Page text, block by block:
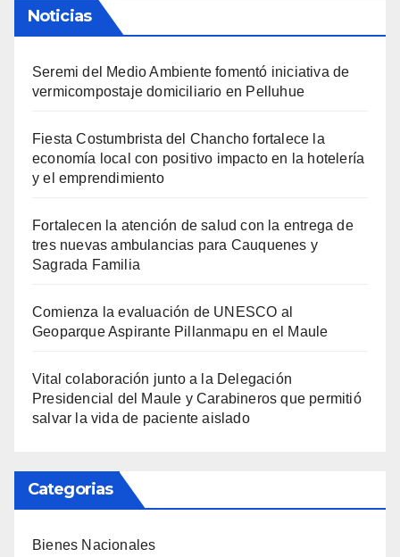
Noticias
Seremi del Medio Ambiente fomentó iniciativa de
vermicompostaje domiciliario en Pelluhue
Fiesta Costumbrista del Chancho fortalece la
economía local con positivo impacto en la hotelería
y el emprendimiento
Fortalecen la atención de salud con la entrega de
tres nuevas ambulancias para Cauquenes y
Sagrada Familia
Comienza la evaluación de UNESCO al
Geoparque Aspirante Pillanmapu en el Maule
Vital colaboración junto a la Delegación
Presidencial del Maule y Carabineros que permitió
salvar la vida de paciente aislado
Categorias
Bienes Nacionales